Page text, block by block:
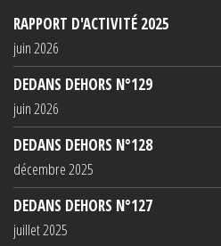
RAPPORT D'ACTIVITÉ 2025
juin 2026
DEDANS DEHORS N°129
juin 2026
DEDANS DEHORS N°128
décembre 2025
DEDANS DEHORS N°127
juillet 2025